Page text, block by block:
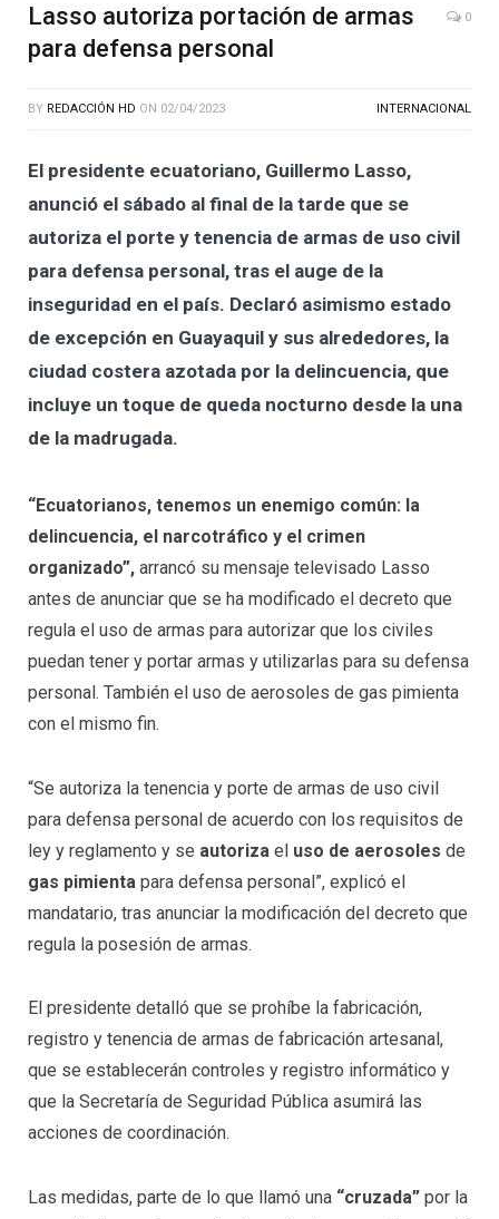
Lasso autoriza portación de armas
para defensa personal
0
BY REDACCIÓN HD ON 02/04/2023 INTERNACIONAL
El presidente ecuatoriano, Guillermo Lasso,
anunció el sábado al final de la tarde que se
autoriza el porte y tenencia de armas de uso civil
para defensa personal, tras el auge de la
inseguridad en el país. Declaró asimismo estado
de excepción en Guayaquil y sus alrededores, la
ciudad costera azotada por la delincuencia, que
incluye un toque de queda nocturno desde la una
de la madrugada.
“Ecuatorianos, tenemos un enemigo común: la
delincuencia, el narcotráfico y el crimen
organizado”, arrancó su mensaje televisado Lasso
antes de anunciar que se ha modificado el decreto que
regula el uso de armas para autorizar que los civiles
puedan tener y portar armas y utilizarlas para su defensa
personal. También el uso de aerosoles de gas pimienta
con el mismo fin.
“Se autoriza la tenencia y porte de armas de uso civil
para defensa personal de acuerdo con los requisitos de
ley y reglamento y se autoriza el uso de aerosoles de
gas pimienta para defensa personal”, explicó el
mandatario, tras anunciar la modificación del decreto que
regula la posesión de armas.
El presidente detalló que se prohíbe la fabricación,
registro y tenencia de armas de fabricación artesanal,
que se establecerán controles y registro informático y
que la Secretaría de Seguridad Pública asumirá las
acciones de coordinación.
Las medidas, parte de lo que llamó una “cruzada” por la